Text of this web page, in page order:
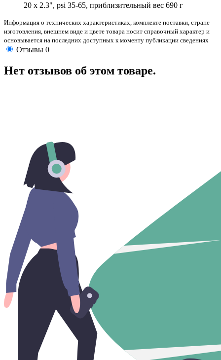
20 x 2.3", psi 35-65, приблизительный вес 690 г
Информация о технических характеристиках, комплекте поставки, стране
изготовления, внешнем виде и цвете товара носит справочный характер и
основывается на последних доступных к моменту публикации сведениях
Отзывы 0
Нет отзывов об этом товаре.